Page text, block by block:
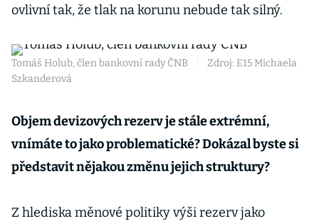
ovlivní tak, že tlak na korunu nebude tak silný.
Tomáš Holub, člen bankovní rady ČNB
Zdroj: E15 Michaela
Szkanderová
Objem devizových rezerv je stále extrémní,
vnímáte to jako problematické? Dokázal byste si
představit nějakou změnu jejich struktury?
Z hlediska měnové politiky výši rezerv jako